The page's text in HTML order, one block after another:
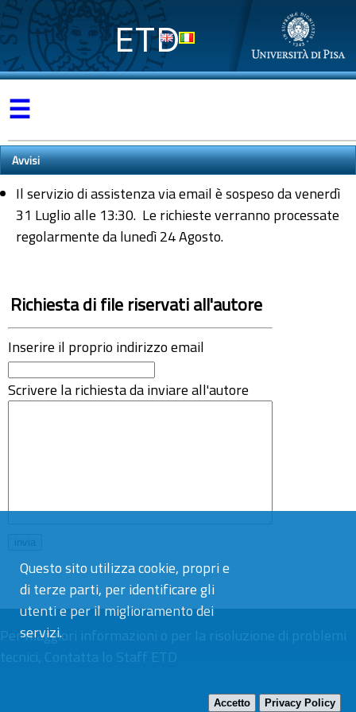
Questo sito utilizza cookie, propri e
di terze parti, per identificare gli
utenti e per il miglioramento dei
servizi.
Accetto Privacy Policy
ETD
☰
Avvisi
Il servizio di assistenza via email è sospeso da venerdì
31 Luglio alle 13:30. Le richieste verranno processate
regolarmente da lunedì 24 Agosto.
Richiesta di file riservati all'autore
Inserire il proprio indirizzo email
Scrivere la richiesta da inviare all'autore
Per maggiori informazioni o per la risoluzione di problemi
tecnici, Contatta lo Staff ETD